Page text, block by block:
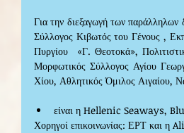
Για την διεξαγωγή των παράλληλων
Σύλλογος Κιβωτός του Γένους ,
Πυργίου  «Γ. Θεοτοκά»,
Μορφωτικός Σύλλογος Αγίου
Χίου, Αθλητικός Όμιλος Αιγαίου,
είναι η Hellenic Seaways,
Χορηγοί επικοινωνίας: ΕΡΤ και